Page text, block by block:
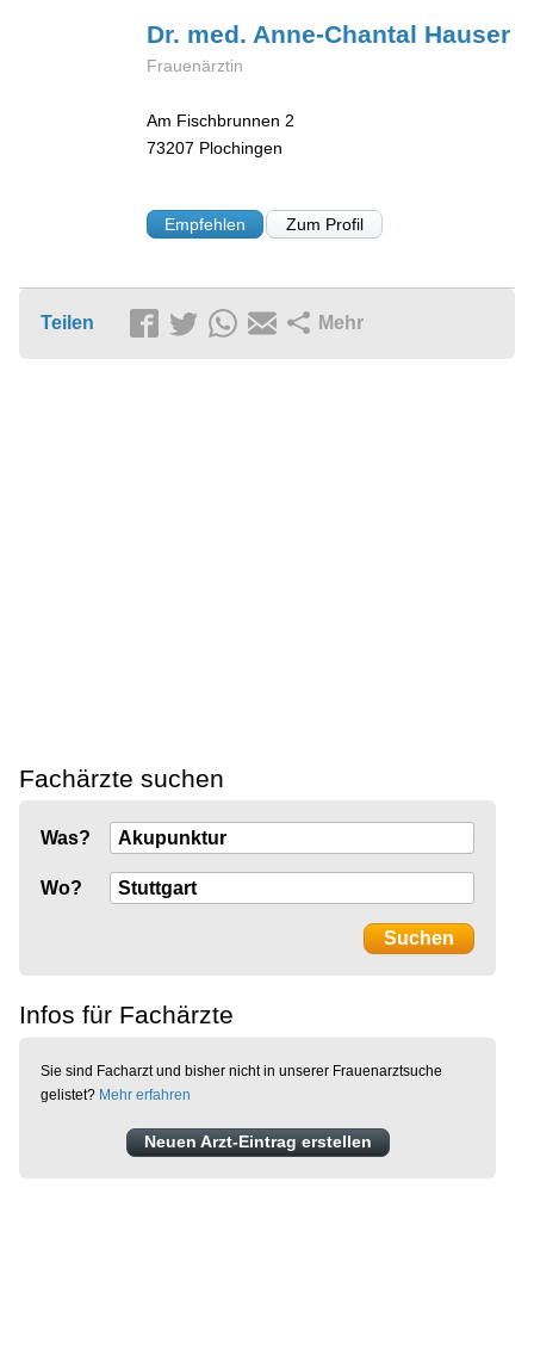
Dr. med. Anne-Chantal Hauser
Frauenärztin
Am Fischbrunnen 2
73207 Plochingen
Empfehlen Zum Profil
Teilen Mehr
Fachärzte suchen
Was?
Wo?
Infos für Fachärzte
Sie sind Facharzt und bisher nicht in unserer Frauenarztsuche
gelistet? Mehr erfahren
Neuen Arzt-Eintrag erstellen